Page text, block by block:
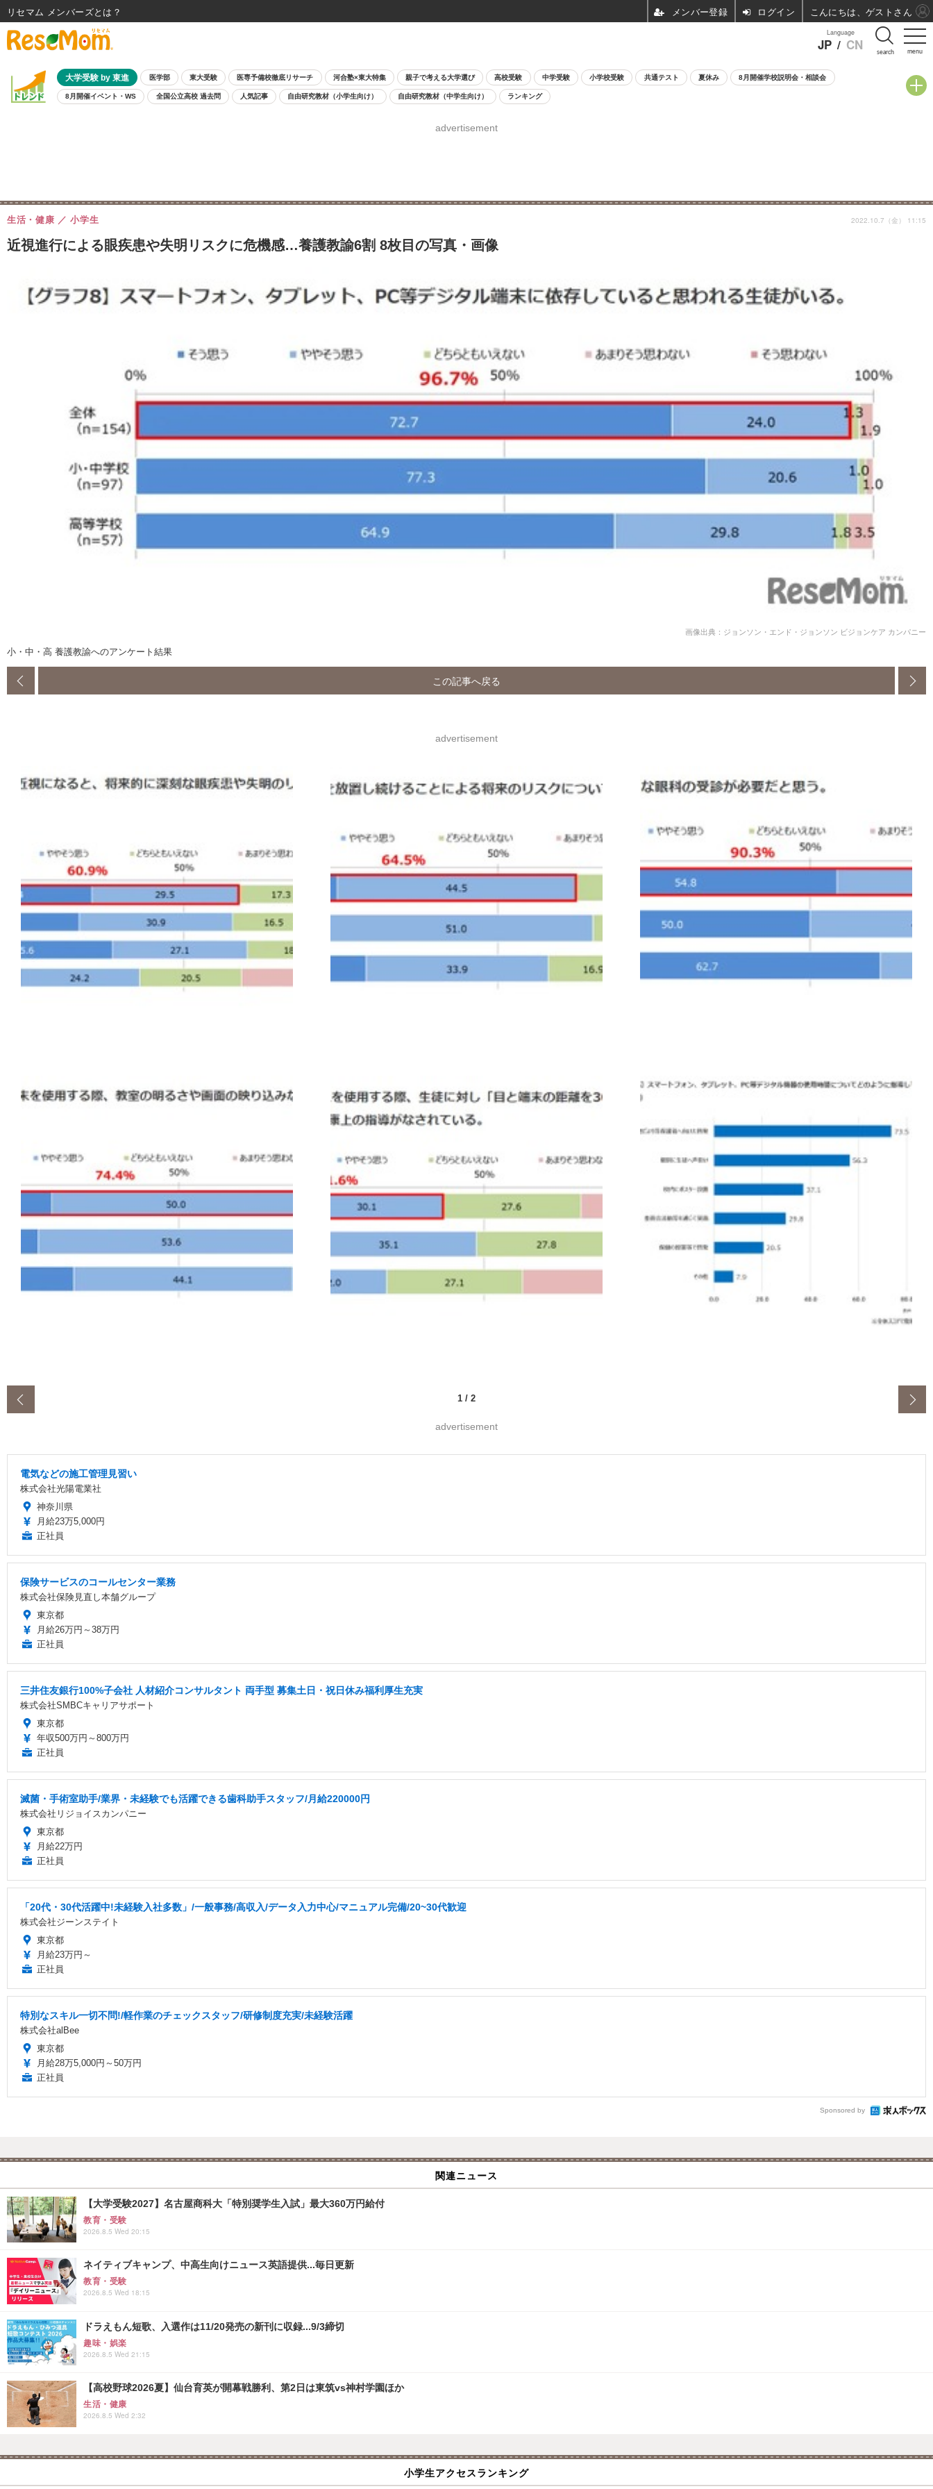
menu
Language
JP / CN search
大学受験 by 東進 医学部 東大受験 医専予備校徹底リサーチ 河合塾×東大特集 親子で考える大学選び 高校受験 中学受験 小学校受験 共通テスト 夏休み 8月開催学校説明会・相談会
8月開催イベント・WS 全国公立高校 過去問 人気記事 自由研究教材（小学生向け） 自由研究教材（中学生向け） ランキング
advertisement
近視進行による眼疾患や失明リスクに危機感…養護教諭6割 8枚目の写真・画像
生活・健康 小学生 2022.10.7（金） 11:15
画像出典：ジョンソン・エンド・ジョンソン ビジョンケア カンパニー
小・中・高 養護教諭へのアンケート結果
この記事へ戻る
advertisement
1 / 2
advertisement
電気などの施工管理見習い
株式会社光陽電業社
神奈川県
月給23万5,000円
正社員
保険サービスのコールセンター業務
株式会社保険見直し本舗グループ
東京都
月給26万円～38万円
正社員
三井住友銀行100%子会社 人材紹介コンサルタント 両手型 募集土日・祝日休み福利厚生充実
株式会社SMBCキャリアサポート
東京都
年収500万円～800万円
正社員
滅菌・手術室助手/業界・未経験でも活躍できる歯科助手スタッフ/月給220000円
株式会社リジョイスカンパニー
東京都
月給22万円
正社員
「20代・30代活躍中!未経験入社多数」/一般事務/高収入/データ入力中心/マニュアル完備/20~30代歓迎
株式会社ジーンステイト
東京都
月給23万円～
正社員
特別なスキル一切不問!/軽作業のチェックスタッフ/研修制度充実/未経験活躍
株式会社alBee
東京都
月給28万5,000円～50万円
正社員
Sponsored by
関連ニュース
【大学受験2027】名古屋商科大「特別奨学生入試」最大360万円給付
教育・受験
2026.8.5 Wed 20:15
ネイティブキャンプ、中高生向けニュース英語提供...毎日更新
教育・受験
2026.8.5 Wed 18:15
ドラえもん短歌、入選作は11/20発売の新刊に収録...9/3締切
趣味・娯楽
2026.8.5 Wed 21:15
【高校野球2026夏】仙台育英が開幕戦勝利、第2日は東筑vs神村学園ほか
生活・健康
2026.8.5 Wed 2:32
小学生アクセスランキング
リセマム メンバーズ ログイン こんにちは、ゲストさん